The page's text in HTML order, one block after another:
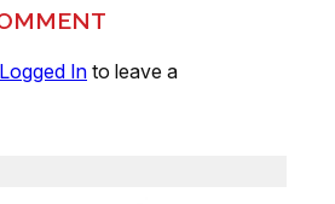
Logged In to leave a